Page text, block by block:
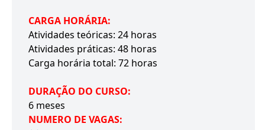
CARGA HORÁRIA:
Atividades teóricas: 24 horas
Atividades práticas: 48 horas
Carga horária total: 72 horas
DURAÇÃO DO CURSO:
6 meses
NUMERO DE VAGAS: